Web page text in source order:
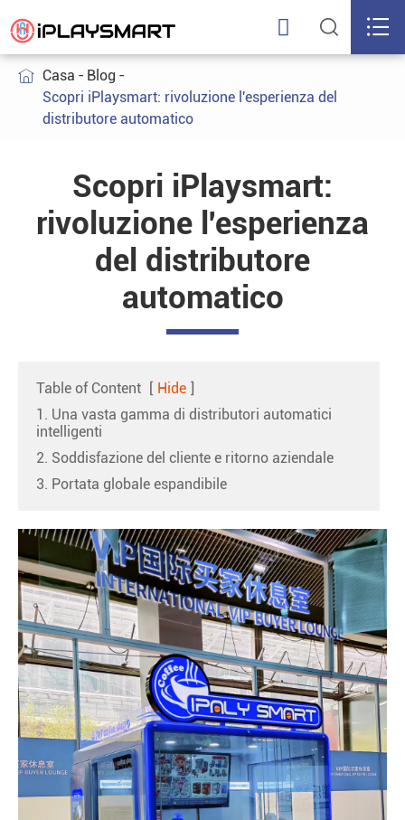
  
 Casa
Blog
Scopri iPlaysmart: rivoluzione l'esperienza del
distributore automatico
Scopri iPlaysmart:
rivoluzione l'esperienza
del distributore
automatico
Table of Content [ Hide ]
1. Una vasta gamma di distributori automatici
intelligenti
2. Soddisfazione del cliente e ritorno aziendale
3. Portata globale espandibile